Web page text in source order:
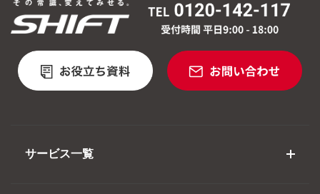
サービス一覧